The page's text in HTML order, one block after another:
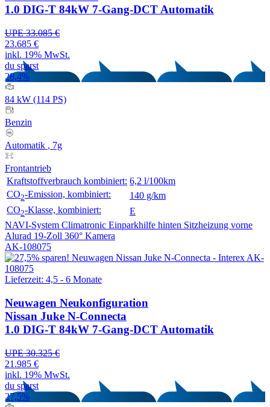
1.0 DIG-T 84kW 7-Gang-DCT Automatik
UPE 33.085 €
23.685 €
inkl. 19% MwSt.
du sparst
28,4%
84 kW (114 PS)
Benzin
Automatik , 7g
Frontantrieb
Kraftstoffverbrauch kombiniert: 6,2 l/100km
CO2-Emission, kombiniert:
140 g/km
CO2-Klasse, kombiniert:
E
NAVI-System Climatronic Einparkhilfe hinten Sitzheizung vorne
Alurad 19-Zoll 360° Kamera
AK-108075
Lieferzeit: 4,5 - 6 Monate
Neuwagen Neukonfiguration
Nissan Juke N-Connecta
1.0 DIG-T 84kW 7-Gang-DCT Automatik
UPE 30.325 €
21.985 €
inkl. 19% MwSt.
du sparst
27,5%